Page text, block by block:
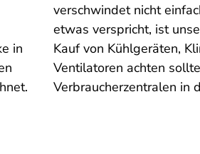
in
verschwindet nicht
etwas verspricht, ist
Kauf von Kühlgeräten,
Ventilatoren achten
Verbraucherzentralen in